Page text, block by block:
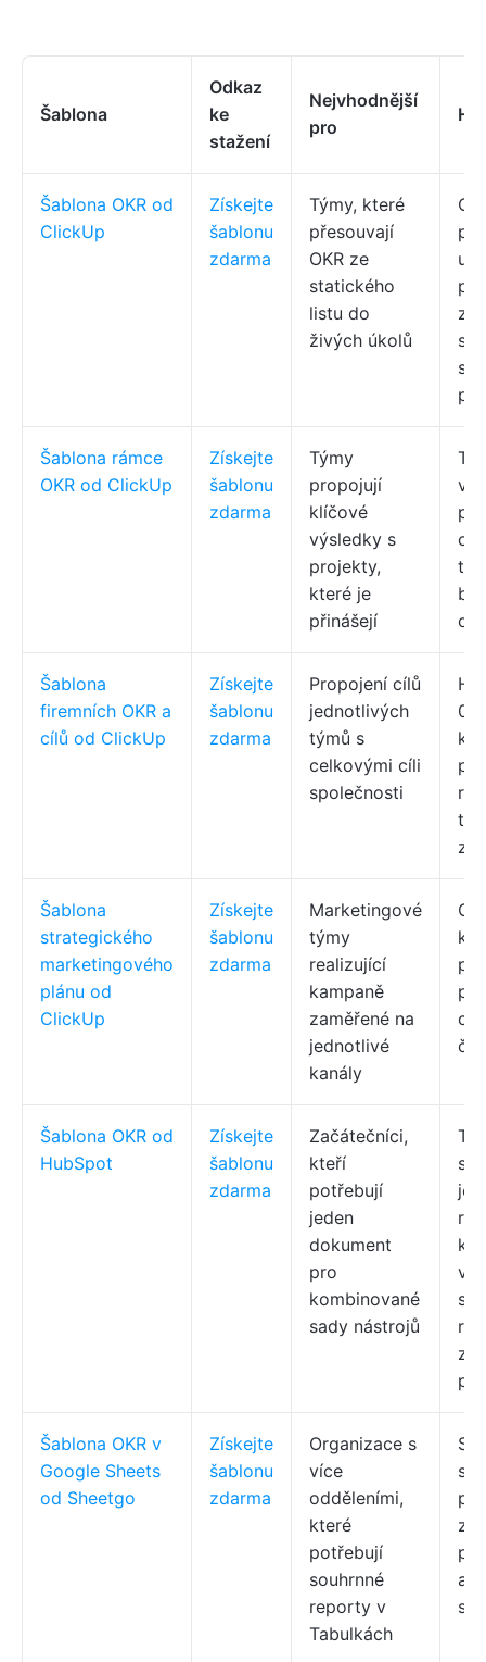
Šablona
Odkaz
ke
stažení
Nejvhodnější
pro
Šablona OKR od
ClickUp
Získejte
šablonu
zdarma
Týmy, které
přesouvají
OKR ze
statického
listu do
živých úkolů
Šablona rámce
OKR od ClickUp
Získejte
šablonu
zdarma
Týmy
propojují
klíčové
výsledky s
projekty,
které je
přinášejí
Šablona
firemních OKR a
cílů od ClickUp
Získejte
šablonu
zdarma
Propojení cílů
jednotlivých
týmů s
celkovými cíli
společnosti
pět
Šablona
strategického
marketingového
plánu od
ClickUp
Získejte
šablonu
zdarma
Marketingové
týmy
realizující
kampaně
zaměřené na
jednotlivé
kanály
Šablona OKR od
HubSpot
Získejte
šablonu
zdarma
Začátečníci,
kteří
potřebují
jeden
dokument
pro
kombinované
sady nástrojů
Tři
Šablona OKR v
Google Sheets
od Sheetgo
Získejte
šablonu
zdarma
Organizace s
více
odděleními,
které
potřebují
souhrnné
reporty v
Tabulkách